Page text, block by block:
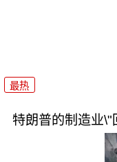
最热
特朗普的制造业\"